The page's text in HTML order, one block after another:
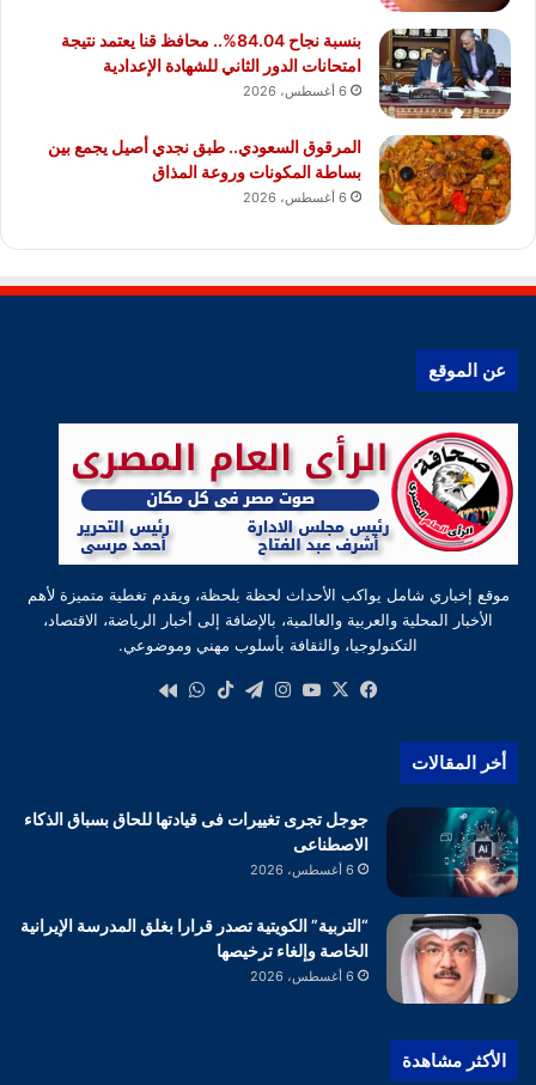
بنسبة نجاح 84.04%.. محافظ قنا يعتمد نتيجة
امتحانات الدور الثاني للشهادة الإعدادية
6 أغسطس، 2026
المرقوق السعودي.. طبق نجدي أصيل يجمع بين
بساطة المكونات وروعة المذاق
6 أغسطس، 2026
عن الموقع
موقع إخباري شامل يواكب الأحداث لحظة بلحظة، ويقدم تغطية متميزة لأهم
الأخبار المحلية والعربية والعالمية، بالإضافة إلى أخبار الرياضة، الاقتصاد،
التكنولوجيا، والثقافة بأسلوب مهني وموضوعي.
فيسبوك
‫X
‫YouTube
انستقرام
تيلقرام‫TikTokواتساب
أخر المقالات
جوجل تجرى تغييرات فى قيادتها للحاق بسباق الذكاء
الاصطناعى
6 أغسطس، 2026
“التربية” الكويتية تصدر قرارا بغلق المدرسة الإيرانية
الخاصة وإلغاء ترخيصها
6 أغسطس، 2026
الأكثر مشاهدة